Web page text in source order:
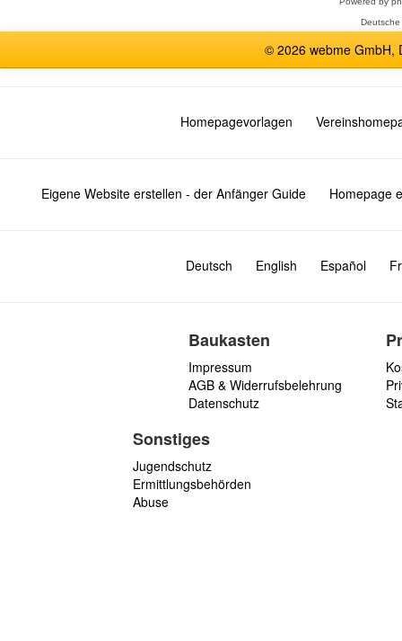
© 2026 webme GmbH,
Homepagevorlagen
Eigene Website erstellen - der Anfänger Guide Homepage
Deutsch English Español
Baukasten
Impressum
AGB & Widerrufsbelehrung
Datenschutz
Sonstiges
Jugendschutz
Ermittlungsbehörden
Abuse